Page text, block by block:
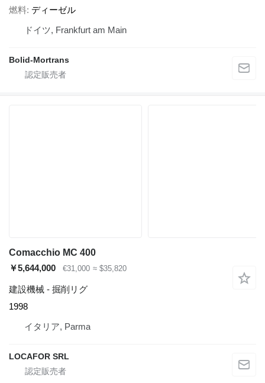
燃料 ディーゼル
ドイツ, Frankfurt am Main
Bolid-Mortrans
Comacchio MC 400
￥5,644,000
€31,000 ≈ $35,820
建設機械 - 掘削リグ
1998
イタリア, Parma
LOCAFOR SRL